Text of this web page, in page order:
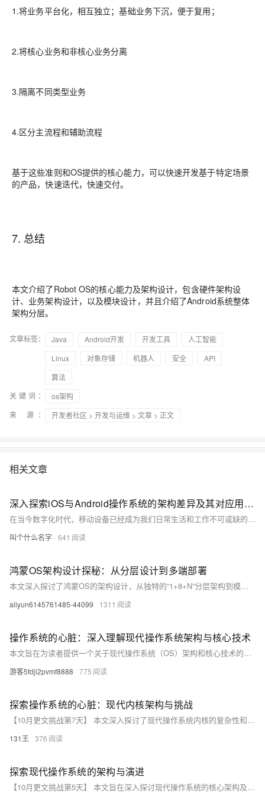
1.将业务平台化，相互独立；基础业务下沉，便于复用；
2.将核心业务和非核心业务分离
3.隔离不同类型业务
4.区分主流程和辅助流程
基于这些准则和OS提供的核心能力，可以快速开发基于特定场景
的产品，快速迭代，快速交付。
7. 总结
本文介绍了Robot OS的核心能力及架构设计，包含硬件架构设
计、业务架构设计，以及模块设计，并且介绍了Android系统整体
架构分层。
文章标签： Java Android开发 开发工具
人工智能
Linux
对象存储 机器人 安全
API
算法
关键词：
os架构
来 源：
开发者社区 > 开发与运维 > 文章 > 正文
相关文章
深入探索iOS与Android操作系统的架构差异及其对应用开发的影响
在当今数字化时代，移动设备已经成为我们日常生活和工作不可或缺的一部分。其中，iOS和Android作为全球最流行的两大移动操作系统，各自拥有独特的系统架构和设计理念。本文将深入探讨iOS与Android的系统架构差异，并分析这些差异如何影响应用开发者的开发策略和用户体验设计。通过对两者的比较，我们可以更好地理解它们各自的优势和局限性，从而为开发者提供有价值的见解，帮助他们在这两个平台上开发出更高效、更符合用户需求的应用。
叫个什么名字 641
鸿蒙OS架构设计探秘：从分层设计到多端部署
本文深入探讨了鸿蒙OS的架构设计，从独特的“1+8+N”分层架构到模块化设计，再到智慧分发和多端部署能力。分层架构让系统更灵活，模块化设计通过Ability机制实现跨设备一致性，智慧分发优化资源调度，多端部署提升开发效率。作者结合实际代码示例，分享了开发中的实践经验，并指出生态建设是未来的关键挑战。作为国产操作系统的代表，鸿蒙的发展值得每一位开发者关注与支持。
aliyun6145761485-44099 1311
操作系统的心脏：深入理解现代操作系统架构与核心技术
本文旨在为读者提供一个关于现代操作系统（OS）架构和核心技术的全面概述。通过分析OS的主要组件、功能以及它们如何协同工作，本文揭示了操作系统在计算机系统中的核心地位及其复杂性。我们将探讨进程管理、内存管理、文件系统和输入/输出（I/O）等关键技术，并讨论它们对系统性能的影响。此外，本文还将涵盖一些最新的操作系统趋势和技术，如云计算、虚拟化和物联网（IoT）。通过阅读本文，读者将获得对操作系统内部运作方式的深刻理解，这对于软件开发人员、IT专业人士以及对计算机科学感兴趣的任何人来说都是宝贵的知识。
游客5fdji2pvmf8888 775
探索操作系统的心脏：现代内核架构与挑战
【10月更文挑战第7天】 本文深入探讨了现代操作系统内核的复杂性和功能性，从微观角度剖析了内核在系统运行中的核心作用及其面临的主要技术挑战。通过浅显易懂的语言解释专业概念，旨在为读者提供一个关于操作系统内核的全面视角。
131王 376
探索现代操作系统的架构与演进
【10月更文挑战第5天】 本文旨在深入探讨现代操作系统的核心架构及其在技术演进中的变革。通过对操作系统的基本概念、关键组成部分以及它们如何相互协作的分析，为读者提供一个全面且易于理解的视角。同时，本文还将回顾操作系统从单任务到多任务、从单用户到多用户的发展过程，并展望未来可能的技术趋势。